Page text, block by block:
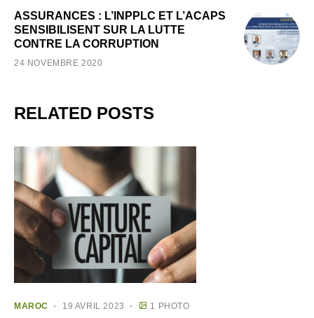
ASSURANCES : L’INPPLC ET L’ACAPS
SENSIBILISENT SUR LA LUTTE
CONTRE LA CORRUPTION
24 NOVEMBRE 2020
RELATED POSTS
MAROC 19 AVRIL 2023 1 PHOTO